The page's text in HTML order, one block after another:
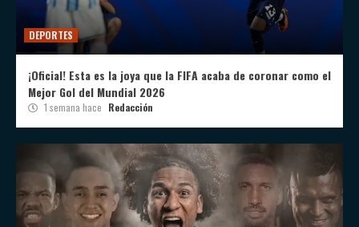
DEPORTES
¡Oficial! Esta es la joya que la FIFA acaba de coronar como el
Mejor Gol del Mundial 2026
1 semana hace Redacción